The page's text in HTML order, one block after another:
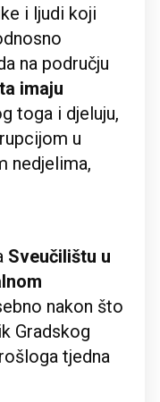
i ljudi koji
na području
imaju
toga i djeluju,
u
nedjelima,
Sveučilištu u
nakon što
Gradskog
tjedna